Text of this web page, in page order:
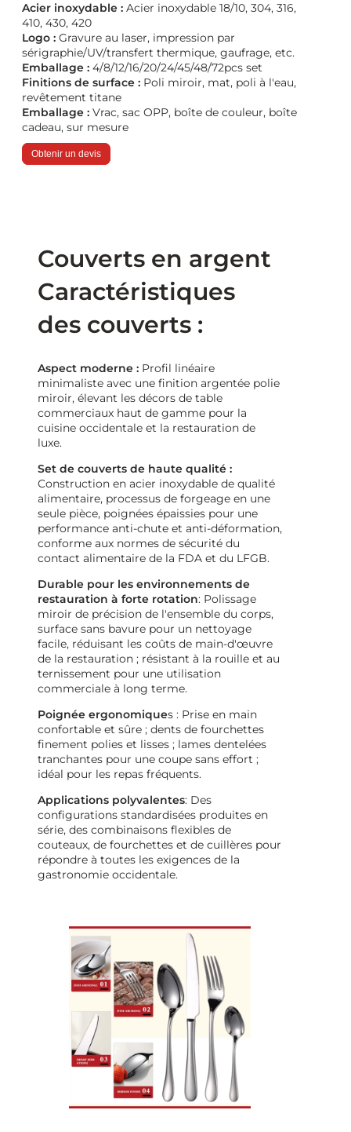
Acier inoxydable : Acier inoxydable 18/10, 304, 316,
410, 430, 420
Logo : Gravure au laser, impression par
sérigraphie/UV/transfert thermique, gaufrage, etc.
Emballage : 4/8/12/16/20/24/45/48/72pcs set
Finitions de surface : Poli miroir, mat, poli à l'eau,
revêtement titane
Emballage : Vrac, sac OPP, boîte de couleur, boîte
cadeau, sur mesure
Obtenir un devis
Couverts en argent
Caractéristiques
des couverts :
Aspect moderne : Profil linéaire
minimaliste avec une finition argentée polie
miroir, élevant les décors de table
commerciaux haut de gamme pour la
cuisine occidentale et la restauration de
luxe.
Set de couverts de haute qualité :
Construction en acier inoxydable de qualité
alimentaire, processus de forgeage en une
seule pièce, poignées épaissies pour une
performance anti-chute et anti-déformation,
conforme aux normes de sécurité du
contact alimentaire de la FDA et du LFGB.
Durable pour les environnements de
restauration à forte rotation: Polissage
miroir de précision de l'ensemble du corps,
surface sans bavure pour un nettoyage
facile, réduisant les coûts de main-d'œuvre
de la restauration ; résistant à la rouille et au
ternissement pour une utilisation
commerciale à long terme.
Poignée ergonomiques : Prise en main
confortable et sûre ; dents de fourchettes
finement polies et lisses ; lames dentelées
tranchantes pour une coupe sans effort ;
idéal pour les repas fréquents.
Applications polyvalentes: Des
configurations standardisées produites en
série, des combinaisons flexibles de
couteaux, de fourchettes et de cuillères pour
répondre à toutes les exigences de la
gastronomie occidentale.